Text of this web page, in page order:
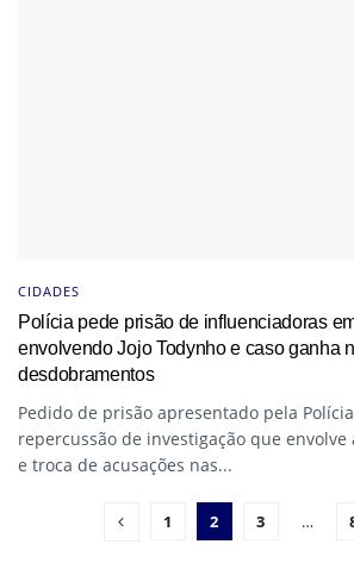
CIDADES
Polícia pede prisão de influenciadoras
envolvendo Jojo Todynho e caso ganha
desdobramentos
Pedido de prisão apresentado pela
repercussão de investigação que envolve
e troca de acusações nas...
1 2 3 …